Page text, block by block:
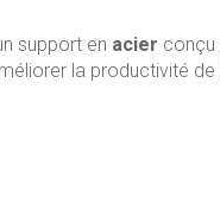
support en acier conçu
la productivité